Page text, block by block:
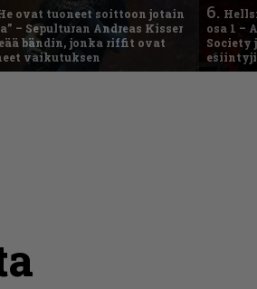
ovat tuoneet soittoon jotain
– Sepulturan Andreas Kisser
bändin, jonka riffit ovat
vaikutuksen
6.
osa 1 –
Society